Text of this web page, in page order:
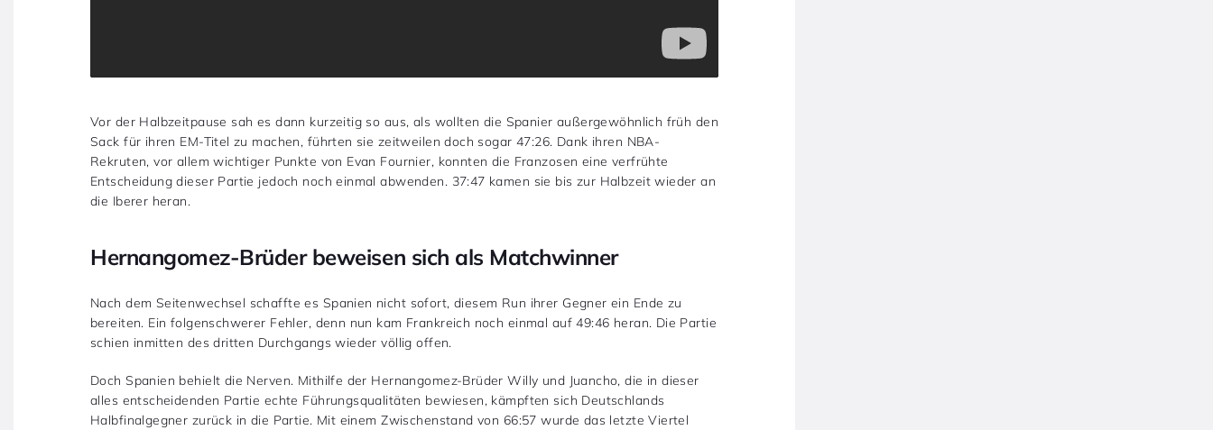
Vor der Halbzeitpause sah es dann kurzeitig so aus, als wollten die Spanier außergewöhnlich früh den
Sack für ihren EM-Titel zu machen, führten sie zeitweilen doch sogar 47:26. Dank ihren NBA-
Rekruten, vor allem wichtiger Punkte von Evan Fournier, konnten die Franzosen eine verfrühte
Entscheidung dieser Partie jedoch noch einmal abwenden. 37:47 kamen sie bis zur Halbzeit wieder an
die Iberer heran.
Hernangomez-Brüder beweisen sich als Matchwinner
Nach dem Seitenwechsel schaffte es Spanien nicht sofort, diesem Run ihrer Gegner ein Ende zu
bereiten. Ein folgenschwerer Fehler, denn nun kam Frankreich noch einmal auf 49:46 heran. Die Partie
schien inmitten des dritten Durchgangs wieder völlig offen.
Doch Spanien behielt die Nerven. Mithilfe der Hernangomez-Brüder Willy und Juancho, die in dieser
alles entscheidenden Partie echte Führungsqualitäten bewiesen, kämpften sich Deutschlands
Halbfinalgegner zurück in die Partie. Mit einem Zwischenstand von 66:57 wurde das letzte Viertel